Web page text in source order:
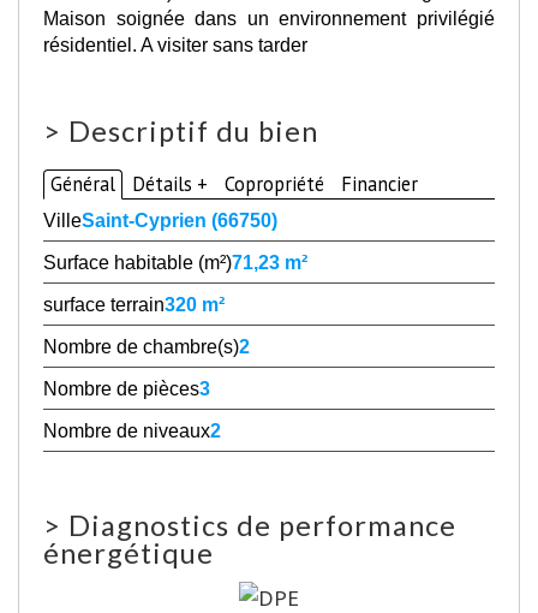
Maison soignée dans un environnement privilégié
résidentiel. A visiter sans tarder
> Descriptif du bien
Général Détails + Copropriété Financier
VilleSaint-Cyprien (66750)
Surface habitable (m²)71,23 m²
surface terrain320 m²
Nombre de chambre(s)2
Nombre de pièces3
Nombre de niveaux2
> Diagnostics de performance
énergétique